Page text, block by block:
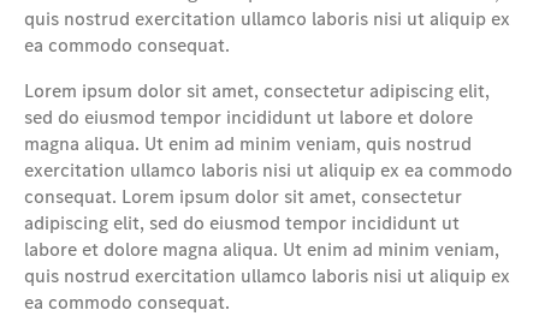
quis nostrud exercitation ullamco laboris nisi ut aliquip ex
ea commodo consequat.
Lorem ipsum dolor sit amet, consectetur adipiscing elit,
sed do eiusmod tempor incididunt ut labore et dolore
magna aliqua. Ut enim ad minim veniam, quis nostrud
exercitation ullamco laboris nisi ut aliquip ex ea commodo
consequat. Lorem ipsum dolor sit amet, consectetur
adipiscing elit, sed do eiusmod tempor incididunt ut
labore et dolore magna aliqua. Ut enim ad minim veniam,
quis nostrud exercitation ullamco laboris nisi ut aliquip ex
ea commodo consequat.